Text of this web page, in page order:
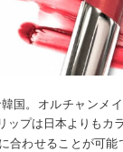
国。オルチャンメ
ップは日本よりもカ
合わせることが可能